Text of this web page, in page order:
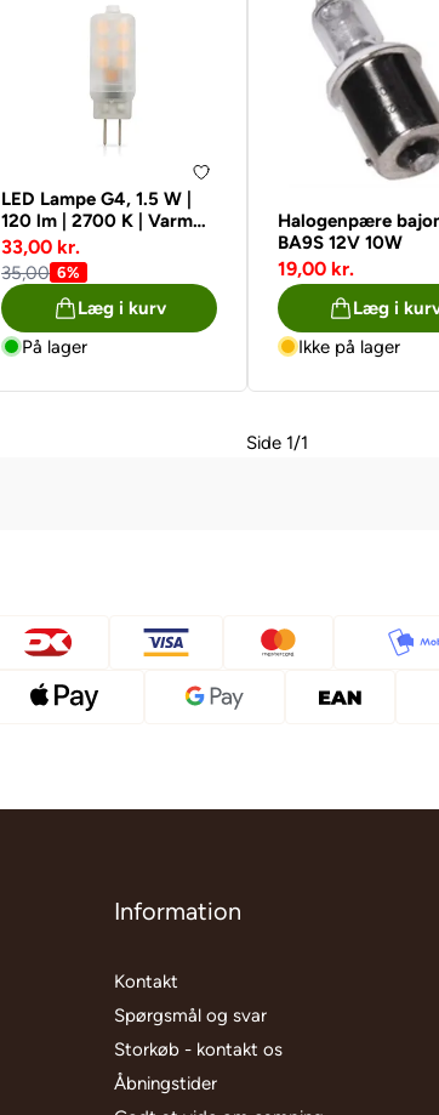
LED Lampe G4, 1.5 W |
120 lm | 2700 K | Varm
Hvid
33,00 kr.
35,00 6%
Læg i kurv
På lager
Halogenpære
BA9S 12V 10W
19,00 kr.
Læg i
Ikke på lager
Side 1/1
Information
Kontakt
Spørgsmål og svar
Storkøb - kontakt os
Åbningstider